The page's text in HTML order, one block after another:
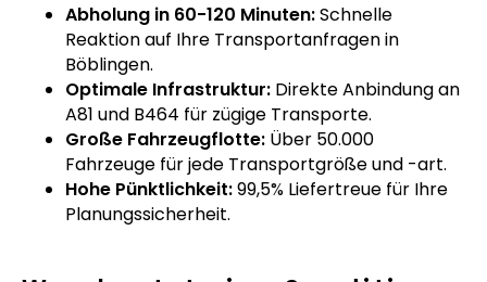
Abholung in 60-120 Minuten:Schnelle
Reaktion auf Ihre Transportanfragen in
Böblingen.
Optimale Infrastruktur: Direkte Anbindung an
A81 und B464 für zügige Transporte.
Große Fahrzeugflotte: Über 50.000
Fahrzeuge für jede Transportgröße und -art.
Hohe Pünktlichkeit:99,5% Liefertreue für Ihre
Planungssicherheit.